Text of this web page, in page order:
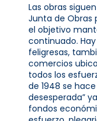
Las obras
Junta de Obras
el objetivo
continuado.
feligresas,
comercios
todos los
de 1948 se
desesperada”
fondos